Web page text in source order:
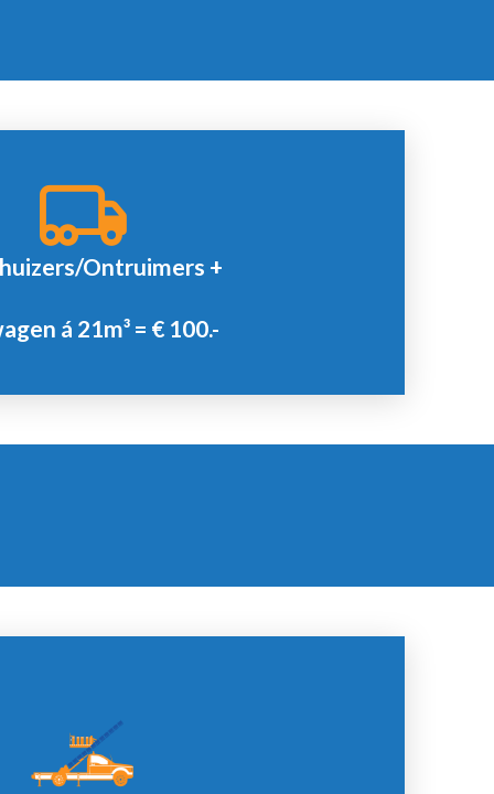
Ontruimers +
á 21m³ = € 100.-
Offerte
Extra uren = €50
Offerte